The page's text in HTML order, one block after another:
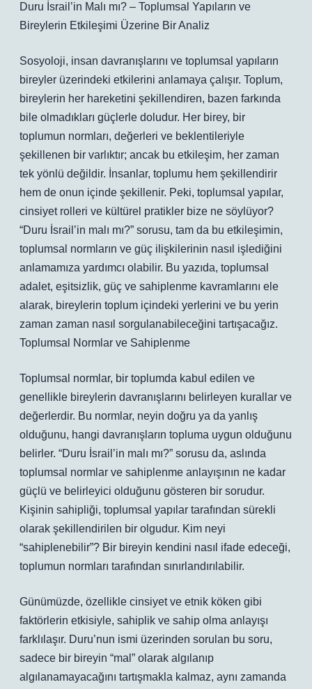
Duru İsrail’in Malı mı? – Toplumsal Yapıların ve
Bireylerin Etkileşimi Üzerine Bir Analiz
Sosyoloji, insan davranışlarını ve toplumsal yapıların
bireyler üzerindeki etkilerini anlamaya çalışır. Toplum,
bireylerin her hareketini şekillendiren, bazen farkında
bile olmadıkları güçlerle doludur. Her birey, bir
toplumun normları, değerleri ve beklentileriyle
şekillenen bir varlıktır; ancak bu etkileşim, her zaman
tek yönlü değildir. İnsanlar, toplumu hem şekillendirir
hem de onun içinde şekillenir. Peki, toplumsal yapılar,
cinsiyet rolleri ve kültürel pratikler bize ne söylüyor?
“Duru İsrail’in malı mı?” sorusu, tam da bu etkileşimin,
toplumsal normların ve güç ilişkilerinin nasıl işlediğini
anlamamıza yardımcı olabilir. Bu yazıda, toplumsal
adalet, eşitsizlik, güç ve sahiplenme kavramlarını ele
alarak, bireylerin toplum içindeki yerlerini ve bu yerin
zaman zaman nasıl sorgulanabileceğini tartışacağız.
Toplumsal Normlar ve Sahiplenme
Toplumsal normlar, bir toplumda kabul edilen ve
genellikle bireylerin davranışlarını belirleyen kurallar ve
değerlerdir. Bu normlar, neyin doğru ya da yanlış
olduğunu, hangi davranışların topluma uygun olduğunu
belirler. “Duru İsrail’in malı mı?” sorusu da, aslında
toplumsal normlar ve sahiplenme anlayışının ne kadar
güçlü ve belirleyici olduğunu gösteren bir sorudur.
Kişinin sahipliği, toplumsal yapılar tarafından sürekli
olarak şekillendirilen bir olgudur. Kim neyi
“sahiplenebilir”? Bir bireyin kendini nasıl ifade edeceği,
toplumun normları tarafından sınırlandırılabilir.
Günümüzde, özellikle cinsiyet ve etnik köken gibi
faktörlerin etkisiyle, sahiplik ve sahip olma anlayışı
farklılaşır. Duru’nun ismi üzerinden sorulan bu soru,
sadece bir bireyin “mal” olarak algılanıp
algılanamayacağını tartışmakla kalmaz, aynı zamanda